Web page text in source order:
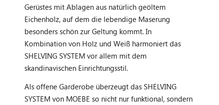
Gerüstes mit Ablagen aus natürlich geöltem
Eichenholz, auf dem die lebendige Maserung
besonders schön zur Geltung kommt. In
Kombination von Holz und Weiß harmoniert das
SHELVING SYSTEM vor allem mit dem
skandinavischen Einrichtungsstil.
Als offene Garderobe überzeugt das SHELVING
SYSTEM von MOEBE so nicht nur funktional, sondern